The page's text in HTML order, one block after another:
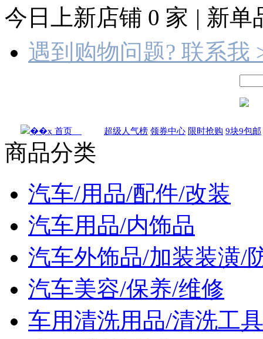
今日上新店铺 0 家 | 新单
遇到购物问题? 联系我
首页 超级人气榜 领券中心 限时抢购 9块9包邮
商品分类
汽车/用品/配件/改装
汽车用品/内饰品
汽车外饰品/加装装潢/
汽车美容/保养/维修
车用清洗用品/清洗工具